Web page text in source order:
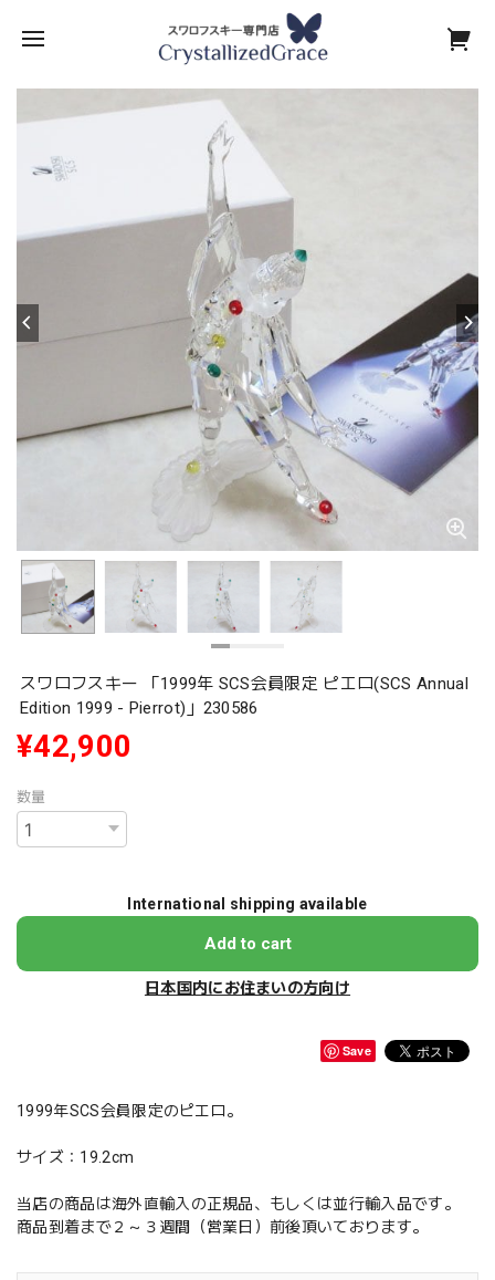
スワロフスキー 「1999年 SCS会員限定 ピエロ(SCS Annual
Edition 1999 - Pierrot)」230586
¥42,900
数量
International shipping available
Add to cart
日本国内にお住まいの方向け
Save
1999年SCS会員限定のピエロ。
サイズ：19.2cm
当店の商品は海外直輸入の正規品、もしくは並行輸入品です。
商品到着まで２～３週間（営業日）前後頂いております。